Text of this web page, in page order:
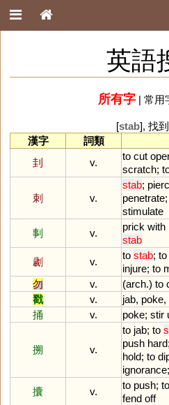
英語
所有字| 常用
[stab], 找
漢字
詞類
刲
v.
to cut
scratch;
刺 v.
stab;
penetrate;
stimulate
剚
v.
prick with
stab
劌
v.
to stab; to
injure; to
勿
v. (arch.) to
戳
v. jab, poke,
捅
v. poke; stir
搠 v.
to jab; to
push hard;
hold; to
ignorance;
攮
v.
to push; to
fend off